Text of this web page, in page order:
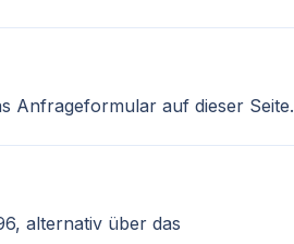
Anfrageformular auf dieser Seite.
alternativ über das